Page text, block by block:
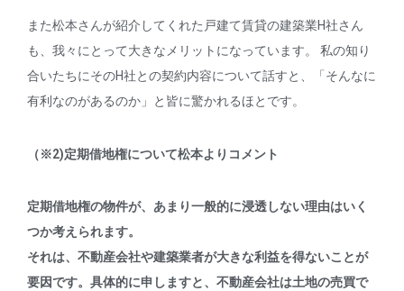
また松本さんが紹介してくれた戸建て賃貸の建築業H社さん
も、我々にとって大きなメリットになっています。 私の知り
合いたちにそのH社との契約内容について話すと、「そんなに
有利なのがあるのか」と皆に驚かれるほとです。
（※2)定期借地権について松本よりコメント
定期借地権の物件が、あまり一般的に浸透しない理由はいく
つか考えられます。
それは、不動産会社や建築業者が大きな利益を得ないことが
要因です。具体的に申しますと、不動産会社は土地の売買で